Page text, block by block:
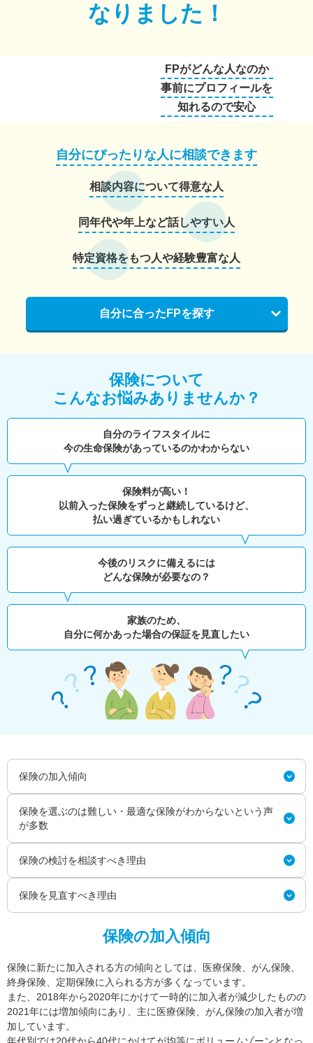
なりました！
FPがどんな人なのか
事前にプロフィールを
知れるので安心
自分にぴったりな人に相談できます
相談内容について得意な人
同年代や年上など話しやすい人
特定資格をもつ人や経験豊富な人
自分に合ったFPを探す
保険について
こんなお悩みありませんか？
自分のライフスタイルに
今の生命保険があっているのかわからない
保険料が高い！
以前入った保険をずっと継続しているけど、
払い過ぎているかもしれない
今後のリスクに備えるには
どんな保険が必要なの？
家族のため、
自分に何かあった場合の保証を見直したい
保険の加入傾向
保険を選ぶのは難しい・最適な保険がわからないという声
が多数
保険の検討を相談すべき理由
保険を見直すべき理由
保険の加入傾向
保険に新たに加入される方の傾向としては、医療保険、がん保険、
終身保険、定期保険に入られる方が多くなっています。
また、2018年から2020年にかけて一時的に加入者が減少したものの
2021年には増加傾向にあり、主に医療保険、がん保険の加入者が増
加しています。